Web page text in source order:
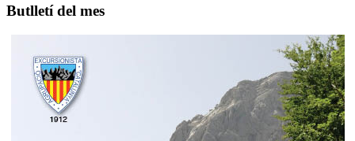
Butlletí del mes